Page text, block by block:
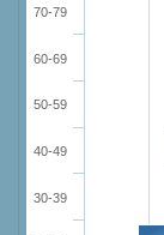
30-39
40-49
50-59
60-69
70-79